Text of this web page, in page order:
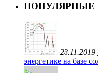
ПОПУЛЯРНЫЕ
28.11.2019
энергетике на базе